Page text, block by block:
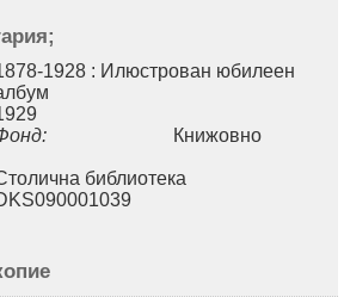
1928 : Илюстрован юбилеен
Книжовно
библиотека